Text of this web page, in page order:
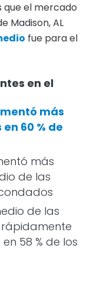
que el mercado
Madison, AL
fue para el
en el
más
60 % de
más
de las
de las
58 % de los